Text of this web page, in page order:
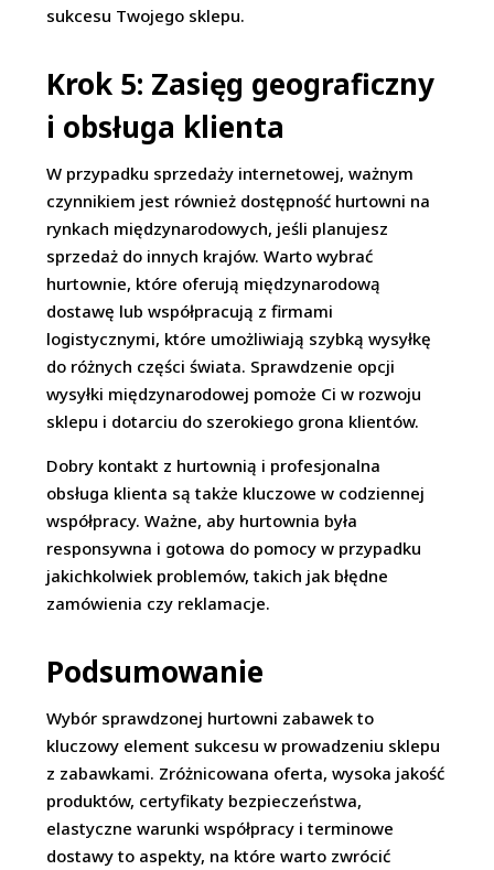
sukcesu Twojego sklepu.
Krok 5: Zasięg geograficzny
i obsługa klienta
W przypadku sprzedaży internetowej, ważnym
czynnikiem jest również dostępność hurtowni na
rynkach międzynarodowych, jeśli planujesz
sprzedaż do innych krajów. Warto wybrać
hurtownie, które oferują międzynarodową
dostawę lub współpracują z firmami
logistycznymi, które umożliwiają szybką wysyłkę
do różnych części świata. Sprawdzenie opcji
wysyłki międzynarodowej pomoże Ci w rozwoju
sklepu i dotarciu do szerokiego grona klientów.
Dobry kontakt z hurtownią i profesjonalna
obsługa klienta są także kluczowe w codziennej
współpracy. Ważne, aby hurtownia była
responsywna i gotowa do pomocy w przypadku
jakichkolwiek problemów, takich jak błędne
zamówienia czy reklamacje.
Podsumowanie
Wybór sprawdzonej hurtowni zabawek to
kluczowy element sukcesu w prowadzeniu sklepu
z zabawkami. Zróżnicowana oferta, wysoka jakość
produktów, certyfikaty bezpieczeństwa,
elastyczne warunki współpracy i terminowe
dostawy to aspekty, na które warto zwrócić